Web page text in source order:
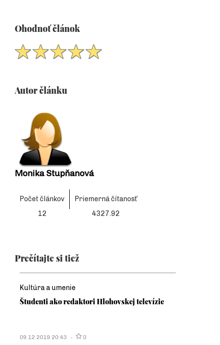
Ohodnoť článok
Autor článku
Monika Stupňanová
Počet článkov
Priemerná čítanosť
12
4327.92
Prečítajte si tiež
Kultúra a umenie
Študenti ako redaktori Hlohovskej televízie
09.12.2019 20:43 0